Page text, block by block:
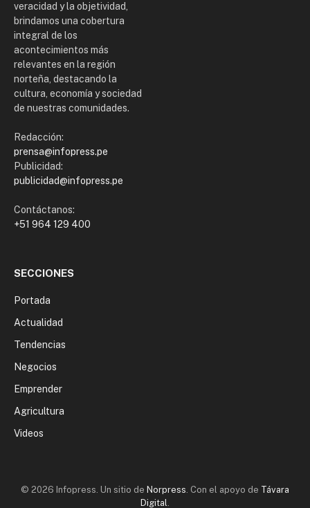
veracidad y la objetividad,
brindamos una cobertura
integral de los
acontecimientos más
relevantes en la región
norteña, destacando la
cultura, economía y sociedad
de nuestras comunidades.
Redacción:
prensa@infopress.pe
Publicidad:
publicidad@infopress.pe
Contáctanos:
+51 964 129 400
SECCIONES
Portada
Actualidad
Tendencias
Negocios
Emprender
Agricultura
Videos
© 2026 Infopress. Un sitio de Norpress. Con el apoyo de Távara
Digital.